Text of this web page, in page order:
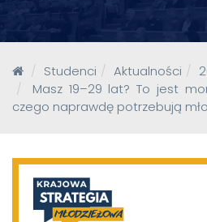
Studenci Aktualności
Masz 19–29 lat? To jest
czego naprawdę potrzebują